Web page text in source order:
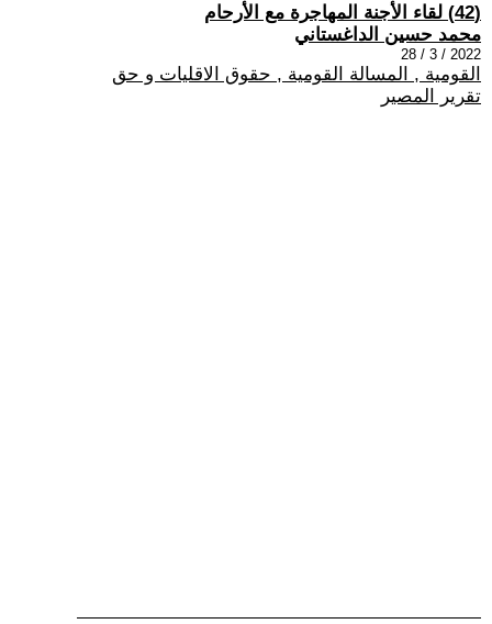
(42) لقاء الأجنة المهاجرة مع الأرحام
محمد حسين الداغستاني
2022 / 3 / 28
القومية , المسالة القومية , حقوق الاقليات و حق
تقرير المصير